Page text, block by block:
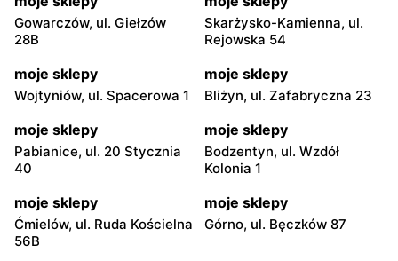
Gowarczów, ul. Giełzów
28B
Skarżysko-Kamienna, ul.
Rejowska 54
moje sklepy
Wojtyniów, ul. Spacerowa 1
moje sklepy
Bliżyn, ul. Zafabryczna 23
moje sklepy
Pabianice, ul. 20 Stycznia
40
moje sklepy
Bodzentyn, ul. Wzdół
Kolonia 1
moje sklepy
Ćmielów, ul. Ruda Kościelna
56B
moje sklepy
Górno, ul. Bęczków 87